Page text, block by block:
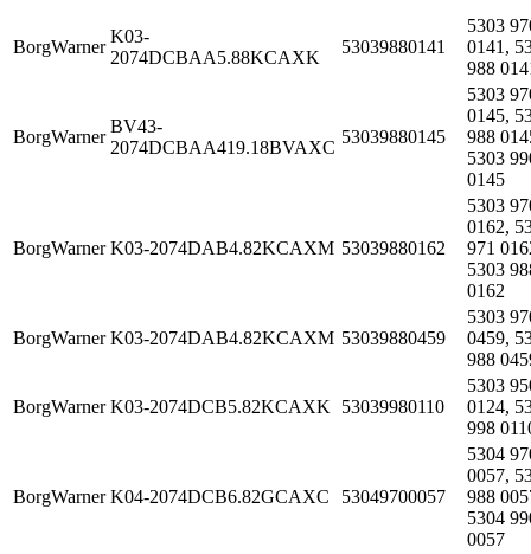
BorgWarner
K03-
2074DCBAA5.88KCAXK
53039880141
5303
0141,
988
BorgWarner
BV43-
2074DCBAA419.18BVAXC
53039880145
5303
0145,
988
5303
0145
BorgWarner K03-2074DAB4.82KCAXM 53039880162
5303
0162,
971
5303
0162
BorgWarner K03-2074DAB4.82KCAXM 53039880459
5303
0459,
988
BorgWarner K03-2074DCB5.82KCAXK 53039980110
5303
0124,
998
BorgWarner K04-2074DCB6.82GCAXC 53049700057
5304
0057,
988
5304
0057